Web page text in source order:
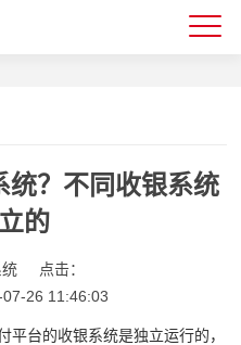
统？不同收银系统
的
点击：
26 11:46:03
平台的收银系统是独立运行的，